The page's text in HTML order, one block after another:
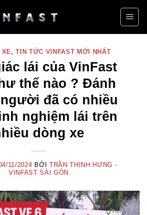
XE,TIN TỨC VINFAST MỚI NHẤT
lái của VinFast
thế nào ? Đánh
đã có nhiều
nghiệm lái trên
dòng xe
11/2024 BỞI TRẦN THỊNH HƯNG -
VINFAST SÀI GÒN